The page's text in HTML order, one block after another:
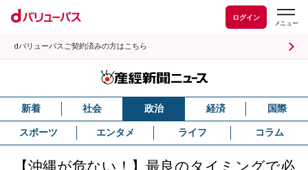
ログイン
dバリューパスご契約済みの方はこちら
新着 社会 政治 経済 国際
スポーツ エンタメ ライフ コラム
【沖縄が危ない！】最良のタイミングで必